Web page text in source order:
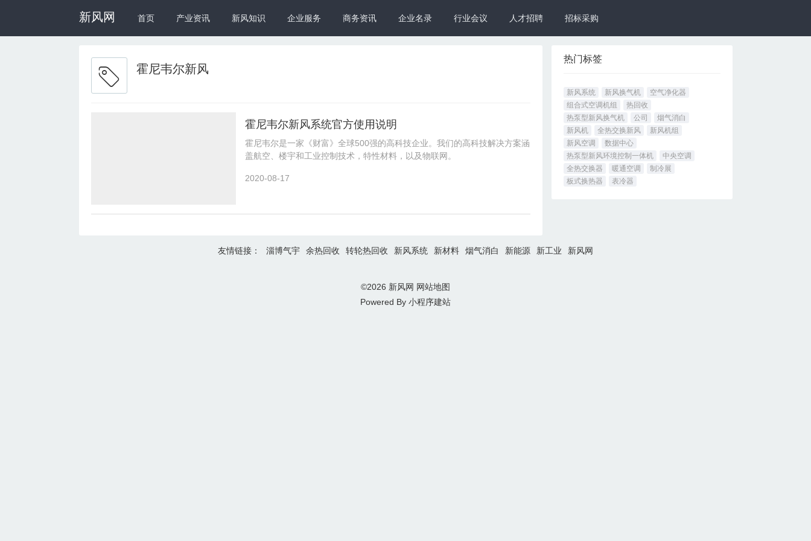
新风网 首页 产业资讯 新风知识 企业服务 商务资讯 企业名录 行业会议 人才招聘 招标采购
霍尼韦尔新风
霍尼韦尔新风系统官方使用说明
霍尼韦尔是一家《财富》全球500强的高科技企业。我们的高科技解决方案涵
盖航空、楼宇和工业控制技术，特性材料，以及物联网。
2020-08-17
热门标签
新风系统 新风换气机
空气净化器
组合式空调机组
热回收
热泵型新风换气机
公司
烟气消白
新风机
全热交换新风
新风机组
新风空调
数据中心
热泵型新风环境控制一体机
中央空调
全热交换器
暖通空调
制冷展
板式换热器
表冷器
友情链接： 淄博气宇 余热回收 转轮热回收 新风系统 新材料 烟气消白 新能源 新工业 新风网
©2026 新风网 网站地图
Powered By 小程序建站